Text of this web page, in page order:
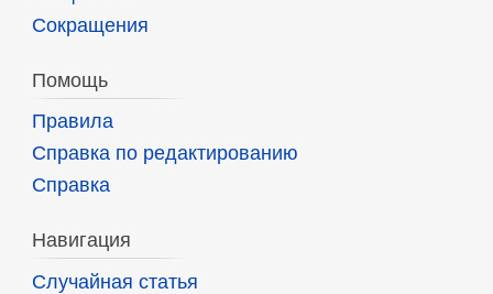
Сокращения
Помощь
Правила
Справка по редактированию
Справка
Навигация
Случайная статья